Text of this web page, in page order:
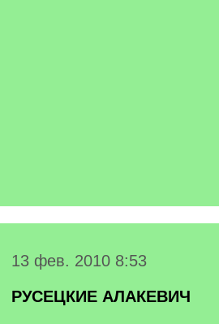
13 фев. 2010 8:53
РУСЕЦКИЕ АЛАКЕВИЧ